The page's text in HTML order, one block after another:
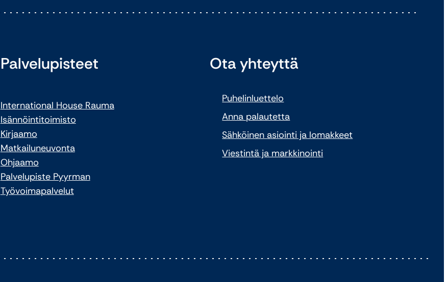
Palvelupisteet
International House Rauma
Isännöintitoimisto
Kirjaamo
Matkailuneuvonta
Ohjaamo
Palvelupiste Pyyrman
Työvoimapalvelut
Ota yhteyttä
Puhelinluettelo
Anna palautetta
Sähköinen asiointi ja lomakkeet
Viestintä ja markkinointi